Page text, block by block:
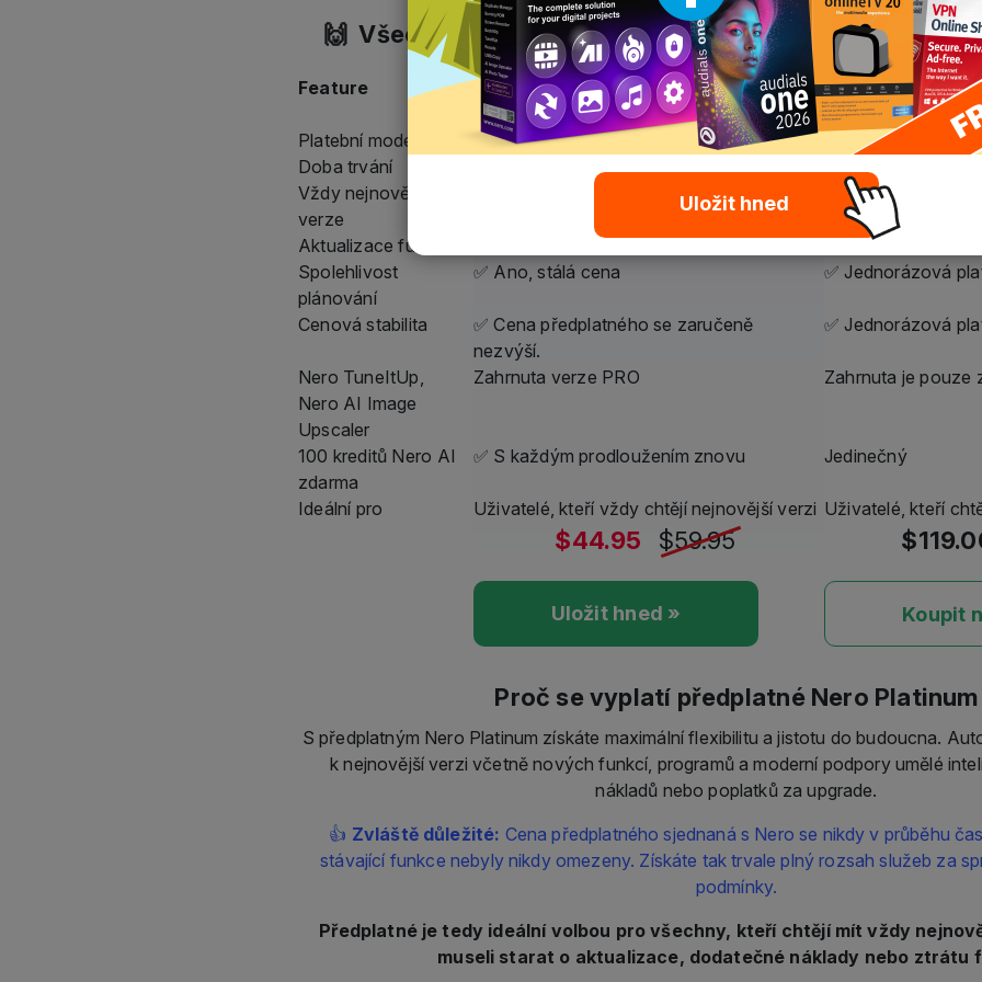
Uložit hned
Nero Platinum
Subscription
Nero Platinum
Unlimited
Výhodná roční platba
Jednorázová
Doba trvání
Dokud je předplatné aktivní
Neomezený
Vždy nejnovější
verze
✅ Ano, automaticky ❌ Ne, pouze
Aktualizace funkcí
❌ Není zahrnuto
Spolehlivost
plánování
✅ Ano, stálá cena ✅ Jednorázová
Cenová stabilita
nezvýší.
Nero AI Image
Upscaler
Zahrnuta verze PRO
100 kreditů Nero AI
zdarma
Ideální pro
$44.95 $59.95
Uložit hned » Koupit
S předplatným Nero Platinum získáte maximální flexibilitu a jistotu do budoucna.
k nejnovější verzi včetně nových funkcí, programů a moderní podpory umělé
nákladů nebo poplatků za upgrade.
Cena předplatného sjednaná s Nero se nikdy v průběhu
stávající funkce nebyly nikdy omezeny. Získáte tak trvale plný rozsah služeb za
podmínky.
Předplatné je tedy ideální volbou pro všechny, kteří chtějí mít vždy
museli starat o aktualizace, dodatečné náklady nebo ztrátu